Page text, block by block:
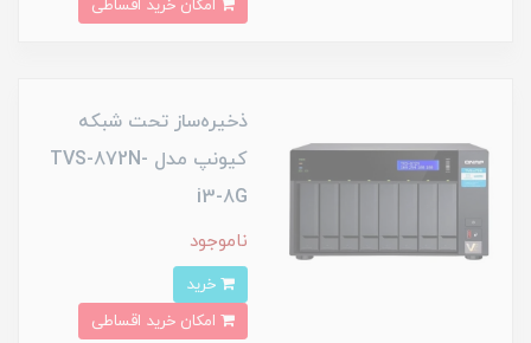
ذخیره‌ساز تحت شبکه
کیونپ مدل TVS-872N-
i3-8G
ناموجود